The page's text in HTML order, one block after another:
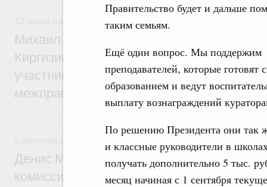
Правительство будет и дальше
таким семьям.
Ещё один вопрос. Мы поддержим
преподавателей, которые
образованием и ведут
выплату вознаграждений
По решению Президента они так
и классные руководители в
получать дополнительно 5 тыс.
месяц начиная с 1 сентября
Михаил Мишустин принял участие во
Киргизии Садыра Жапарова с главами
участников заседания Евразийского
межправительственного совета
Денис Мантуров провёл заседание
комиссии по промышленности